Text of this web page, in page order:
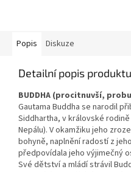
Popis Diskuze
Detailní popis produktu
BUDDHA (procitnuvší,
Gautama Buddha se narodil
Siddhartha, v královské
Nepálu). V okamžiku jeho
bohyně, naplnění radostí z
předpovídala jeho výjimečný
Své dětství a mládí strávil